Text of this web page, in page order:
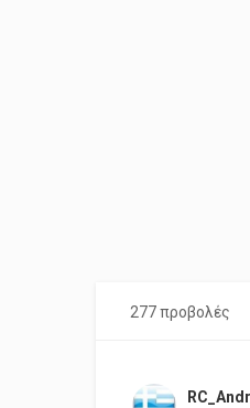
277 προβολές